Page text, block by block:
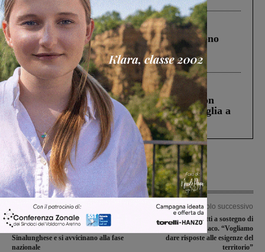
Cronaca 4 Agosto 2026
Un anno fa la strage in A1 in cui morirono
Gianni, Giulia e Franco. Lo schianto, il
processo, lo stop ai sorpassi fra tir....
Cronaca 3 Agosto 2026
Scomparso da una struttura di Castiglion
Fiorentino l’uomo che aveva ucciso la figlia a
Levane nel 2020
Articolo precedente
Gli juniores nazionali della
Sangiovannese battono la
Sinalunghese e si avvicinano alla fase
nazionale
Articolo successivo
Federico Pizzarotti a sostegno di
Daniele Raspini sindaco. “Vogliamo
dare risposte alle esigenze del
territorio”